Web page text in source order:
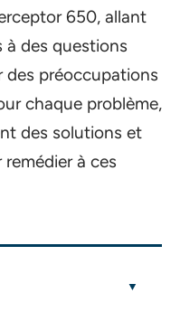
650, allant
à des questions
des préoccupations
chaque problème,
des solutions et
à ces